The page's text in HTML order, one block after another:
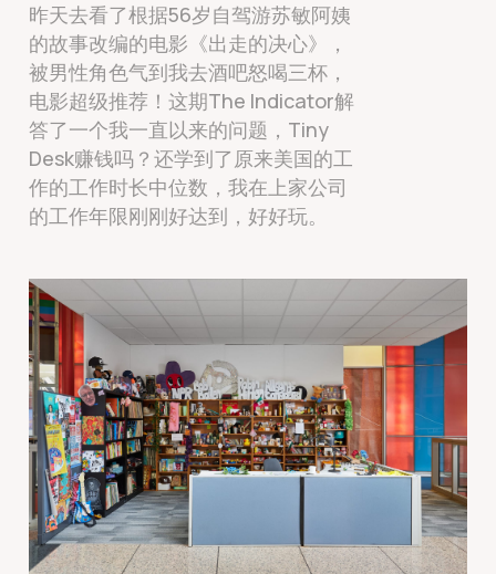
昨天去看了根据56岁自驾游苏敏阿姨
的故事改编的电影《出走的决心》，
被男性角色气到我去酒吧怒喝三杯，
电影超级推荐！这期The Indicator解
答了一个我一直以来的问题，Tiny
Desk赚钱吗？还学到了原来美国的工
作的工作时长中位数，我在上家公司
的工作年限刚刚好达到，好好玩。